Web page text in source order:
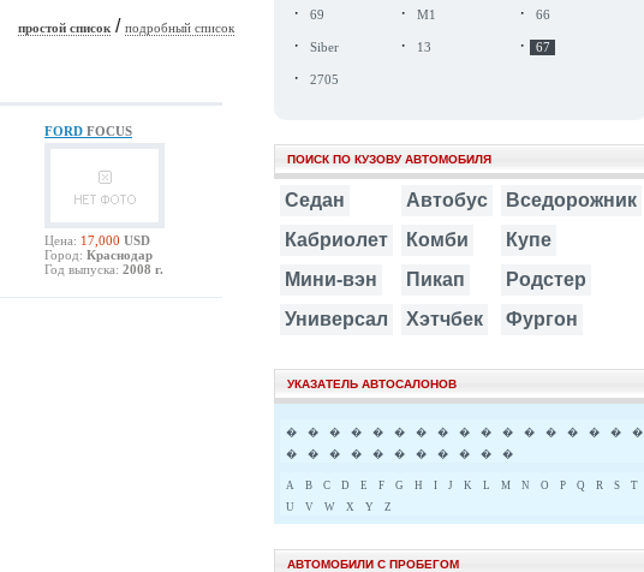
простой список /подробный список
FORD FOCUS
Цена: 17,000 USD
Город: Краснодар
Год выпуска: 2008 г.
· 69 · М1 · 66
· Siber · 13 · 67
· 2705
ПОИСК ПО КУЗОВУ АВТОМОБИЛЯ
Седан Автобус
Вседорожник
Кабриолет
Комби
Купе
Мини-вэн
Пикап
Родстер
Универсал
Хэтчбек Фургон
УКАЗАТЕЛЬ АВТОСАЛОНОВ
� � � � � � � � � � � � � � � �
�
�
� � � � � � � � � �
A B C D E F G H I J K L M N O P Q R S
T
U
V W X Y Z
АВТОМОБИЛИ С ПРОБЕГОМ